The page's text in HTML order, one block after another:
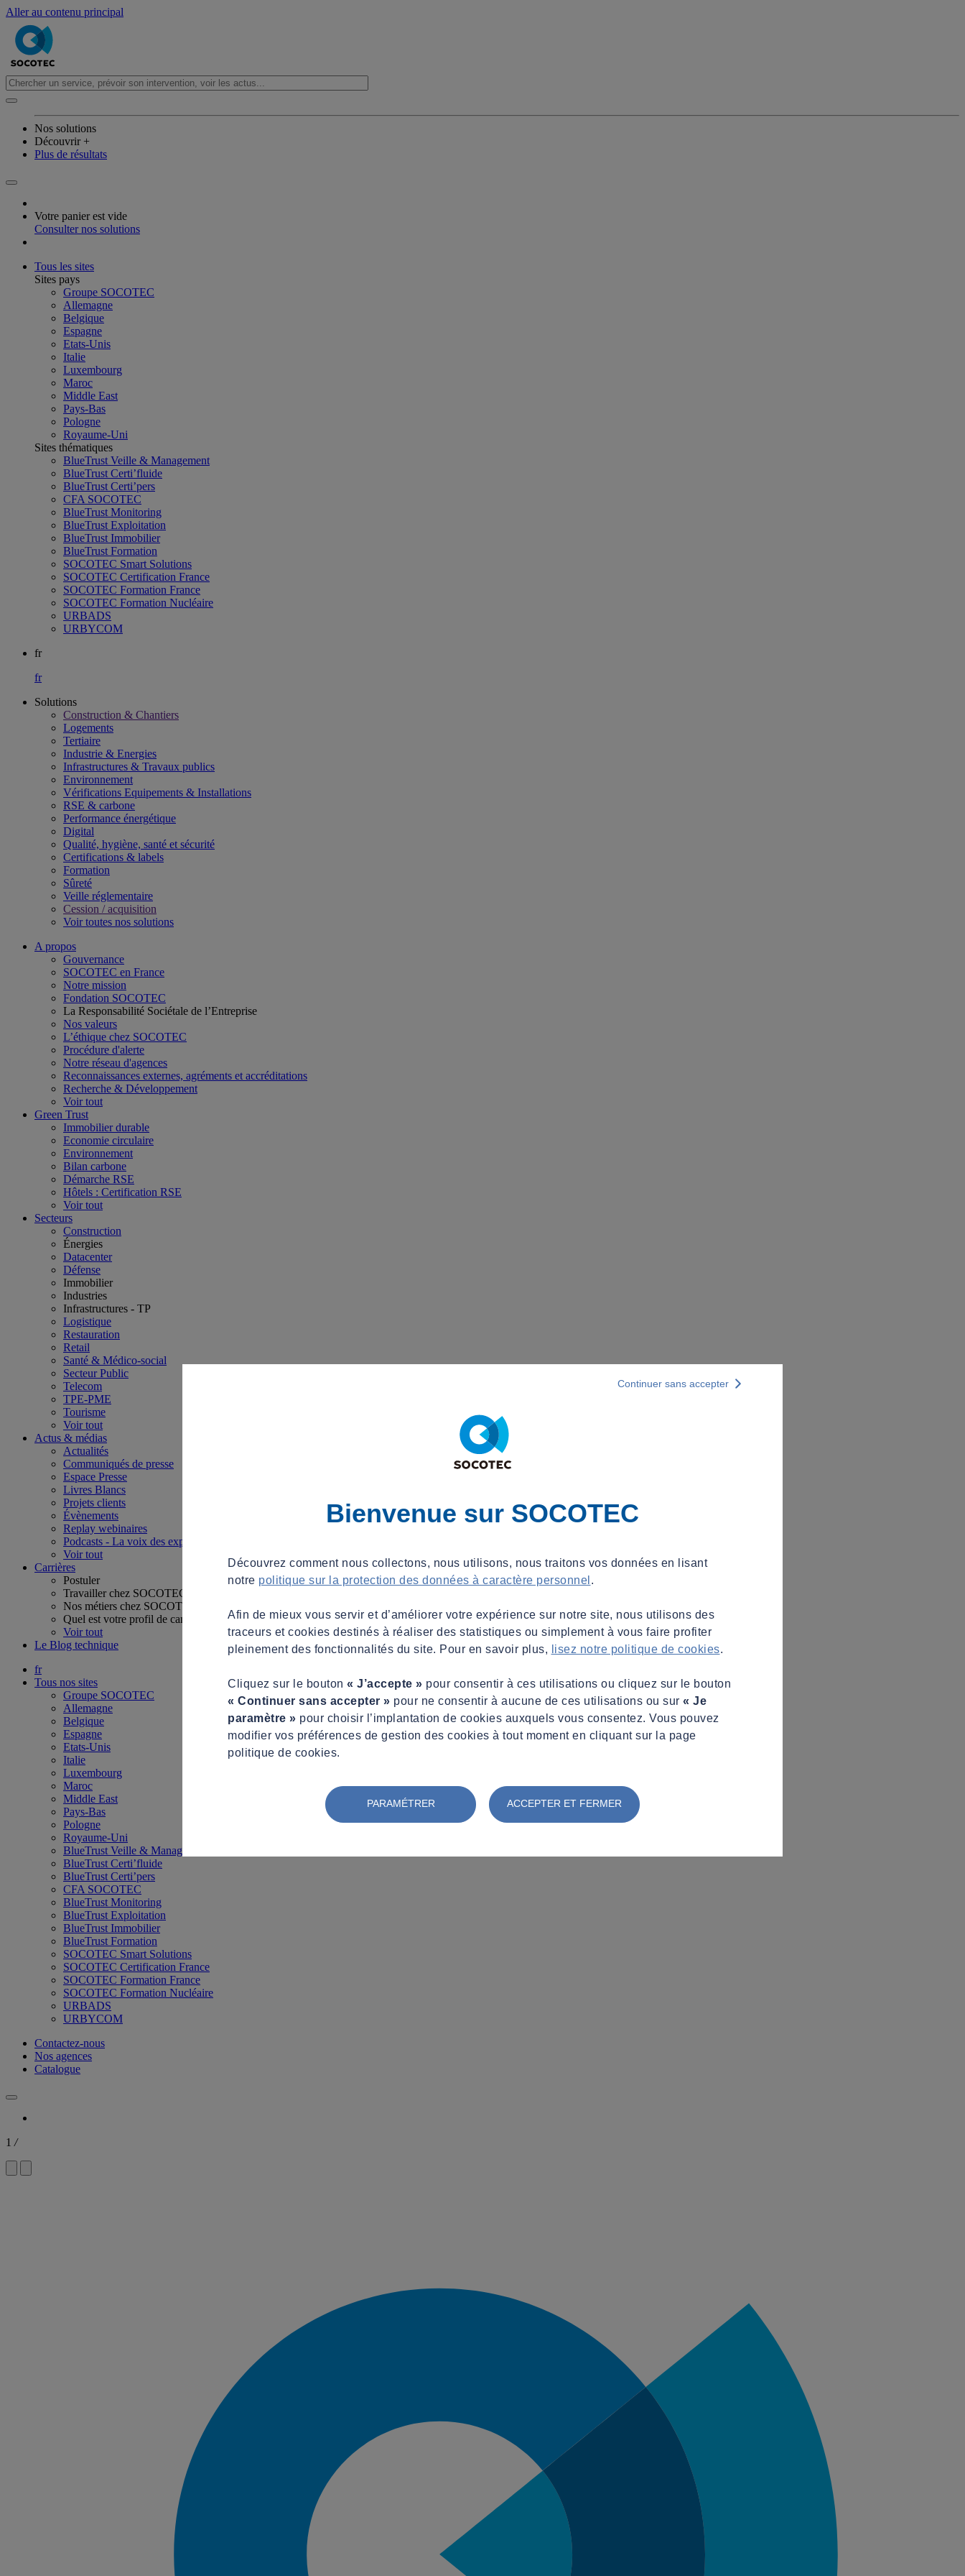
Aller au contenu principal
Nos solutions
Découvrir +
Plus de résultats
Votre panier est vide
Consulter nos solutions
Tous les sites
Sites pays
Groupe SOCOTEC
Allemagne
Belgique
Espagne
Etats-Unis
Italie
Luxembourg
Maroc
Middle East
Pays-Bas
Pologne
Royaume-Uni
Sites thématiques
BlueTrust Veille & Management
BlueTrust Certi’fluide
BlueTrust Certi’pers
CFA SOCOTEC
BlueTrust Monitoring
BlueTrust Exploitation
BlueTrust Immobilier
BlueTrust Formation
SOCOTEC Smart Solutions
SOCOTEC Certification France
SOCOTEC Formation France
SOCOTEC Formation Nucléaire
URBADS
URBYCOM
fr
fr
Solutions
Construction & Chantiers
Logements
Tertiaire​
Industrie & Energies
Infrastructures & Travaux publics​
Environnement​
Vérifications Equipements & Installations​
RSE & carbone​
Performance énergétique​
Digital
Qualité, hygiène, santé et sécurité​
Certifications & labels​
Formation​
Sûreté​
Veille réglementaire
Cession / acquisition​
Voir toutes nos solutions
A propos
Gouvernance
SOCOTEC en France
Notre mission
Fondation SOCOTEC
La Responsabilité Sociétale de l’Entreprise
Nos valeurs
L’éthique chez SOCOTEC
Procédure d'alerte
Notre réseau d'agences
Reconnaissances externes, agréments et accréditations
Recherche & Développement
Voir tout
Green Trust
Immobilier durable
Economie circulaire
Environnement
Bilan carbone
Démarche RSE
Hôtels : Certification RSE
Voir tout
Secteurs
Construction
Énergies
Datacenter
Défense
Immobilier
Industries
Infrastructures - TP
Logistique
Restauration
Retail
Santé & Médico-social
Secteur Public
Telecom
TPE-PME
Tourisme
Voir tout
Actus & médias
Actualités
Communiqués de presse
Espace Presse
Livres Blancs
Projets clients
Évènements
Replay webinaires
Podcasts - La voix des experts
Voir tout
Carrières
Postuler
Travailler chez SOCOTEC
Nos métiers chez SOCOTEC
Quel est votre profil de candidat ?
Voir tout
Le Blog technique
fr
Tous nos sites
Groupe SOCOTEC
Allemagne
Belgique
Espagne
Etats-Unis
Italie
Luxembourg
Maroc
Middle East
Pays-Bas
Pologne
Royaume-Uni
BlueTrust Veille & Management
BlueTrust Certi’fluide
BlueTrust Certi’pers
CFA SOCOTEC
BlueTrust Monitoring
BlueTrust Exploitation
BlueTrust Immobilier
BlueTrust Formation
SOCOTEC Smart Solutions
SOCOTEC Certification France
SOCOTEC Formation France
SOCOTEC Formation Nucléaire
URBADS
URBYCOM
Contactez-nous
Nos agences
Catalogue
1 /
Bienvenue sur SOCOTEC
Découvrez comment nous collectons, nous utilisons, nous traitons vos données en lisant
notre politique sur la protection des données à caractère personnel .
Afin de mieux vous servir et d’améliorer votre expérience sur notre site, nous utilisons des
traceurs et cookies destinés à réaliser des statistiques ou simplement à vous faire profiter
pleinement des fonctionnalités du site. Pour en savoir plus,
lisez notre politique de cookies.
Cliquez sur le bouton « J’accepte » pour consentir à ces utilisations ou cliquez sur le bouton
« Continuer sans accepter » pour ne consentir à aucune de ces utilisations ou sur « Je
paramètre » pour choisir l’implantation de cookies auxquels vous consentez. Vous pouvez
modifier vos préférences de gestion des cookies à tout moment en cliquant sur la page
politique de cookies.
PARAMÉTRER ACCEPTER ET FERMER
Continuer sans accepter